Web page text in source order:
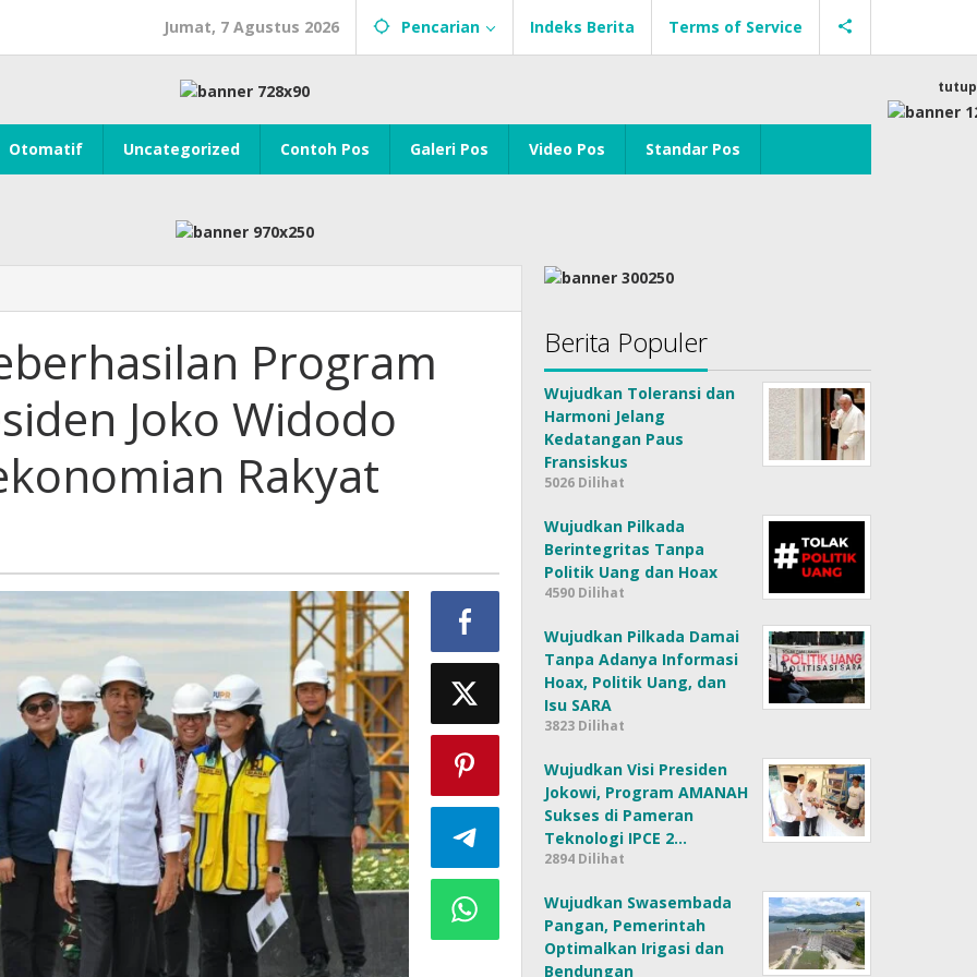
Jumat, 7 Agustus 2026 Pencarian Indeks Berita Terms of Service
Otomatif Uncategorized Contoh Pos Galeri Pos Video Pos Standar Pos
tutup
Program
Joko Widodo
Rakyat
Berita Populer
Wujudkan Toleransi dan
Harmoni Jelang
Kedatangan Paus
Fransiskus
5026 Dilihat
Wujudkan Pilkada
Berintegritas Tanpa
Politik Uang dan Hoax
4590 Dilihat
Wujudkan Pilkada Damai
Tanpa Adanya Informasi
Hoax, Politik Uang, dan
Isu SARA
3823 Dilihat
Wujudkan Visi Presiden
Jokowi, Program AMANAH
Sukses di Pameran
Teknologi IPCE 2…
2894 Dilihat
Wujudkan Swasembada
Pangan, Pemerintah
Optimalkan Irigasi dan
Bendungan